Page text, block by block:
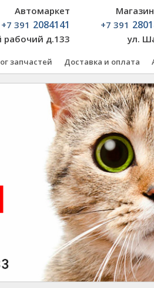
Автомаркет
+7 391 2084141
рабочий д.133
Магазин
+7 391
ул.
запчастей Доставка и оплата